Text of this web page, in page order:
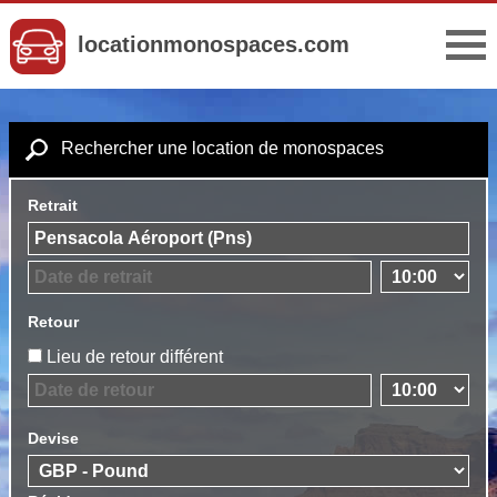
locationmonospaces.com
Rechercher une location de monospaces
Retrait
Retour
Lieu de retour différent
Devise